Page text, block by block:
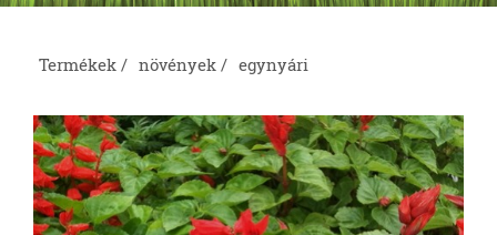
Termékek / növények / egynyári